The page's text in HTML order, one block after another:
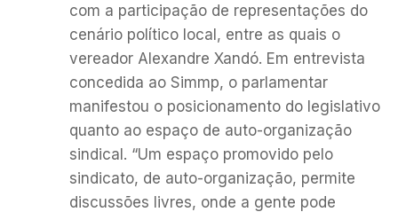
com a participação de representações do
cenário político local, entre as quais o
vereador Alexandre Xandó. Em entrevista
concedida ao Simmp, o parlamentar
manifestou o posicionamento do legislativo
quanto ao espaço de auto-organização
sindical. “Um espaço promovido pelo
sindicato, de auto-organização, permite
discussões livres, onde a gente pode